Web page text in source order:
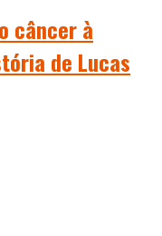
câncer à
de Lucas